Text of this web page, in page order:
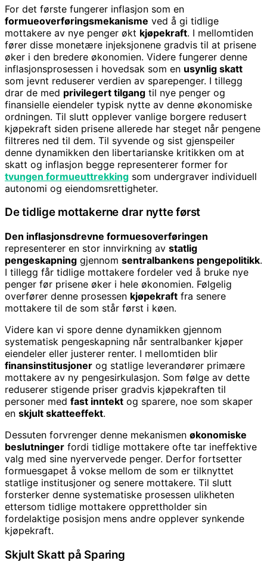
For det første fungerer inflasjon som en
formueoverføringsmekanisme ved å gi tidlige
mottakere av nye penger økt kjøpekraft. I mellomtiden
fører disse monetære injeksjonene gradvis til at prisene
øker i den bredere økonomien. Videre fungerer denne
inflasjonsprosessen i hovedsak som en usynlig skatt
som jevnt reduserer verdien av sparepenger. I tillegg
drar de med privilegert tilgang til nye penger og
finansielle eiendeler typisk nytte av denne økonomiske
ordningen. Til slutt opplever vanlige borgere redusert
kjøpekraft siden prisene allerede har steget når pengene
filtreres ned til dem. Til syvende og sist gjenspeiler
denne dynamikken den libertarianske kritikken om at
skatt og inflasjon begge representerer former for
tvungen formueuttrekking som undergraver individuell
autonomi og eiendomsrettigheter.
De tidlige mottakerne drar nytte først
Den inflasjonsdrevne formuesoverføringen
representerer en stor innvirkning av statlig
pengeskapning gjennom sentralbankens pengepolitikk.
I tillegg får tidlige mottakere fordeler ved å bruke nye
penger før prisene øker i hele økonomien. Følgelig
overfører denne prosessen kjøpekraft fra senere
mottakere til de som står først i køen.
Videre kan vi spore denne dynamikken gjennom
systematisk pengeskapning når sentralbanker kjøper
eiendeler eller justerer renter. I mellomtiden blir
finansinstitusjoner og statlige leverandører primære
mottakere av ny pengesirkulasjon. Som følge av dette
reduserer stigende priser gradvis kjøpekraften til
personer med fast inntekt og sparere, noe som skaper
en skjult skatteeffekt.
Dessuten forvrenger denne mekanismen økonomiske
beslutninger fordi tidlige mottakere ofte tar ineffektive
valg med sine nyervervede penger. Derfor fortsetter
formuesgapet å vokse mellom de som er tilknyttet
statlige institusjoner og senere mottakere. Til slutt
forsterker denne systematiske prosessen ulikheten
ettersom tidlige mottakere opprettholder sin
fordelaktige posisjon mens andre opplever synkende
kjøpekraft.
Skjult Skatt på Sparing